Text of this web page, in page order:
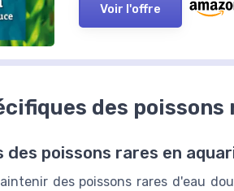
Voir l'offre
des poissons
poissons rares en
des poissons rares d'eau